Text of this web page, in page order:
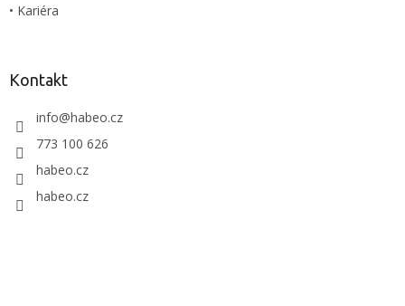
• Kariéra
Kontakt
info@habeo.cz
773 100 626
habeo.cz
habeo.cz